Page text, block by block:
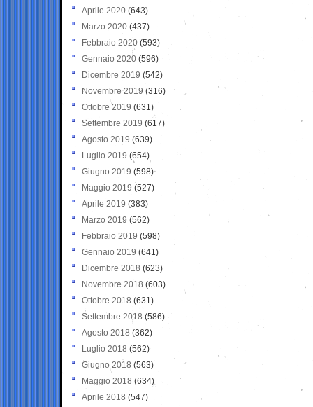
Aprile 2020 (643)
Marzo 2020 (437)
Febbraio 2020 (593)
Gennaio 2020 (596)
Dicembre 2019 (542)
Novembre 2019 (316)
Ottobre 2019 (631)
Settembre 2019 (617)
Agosto 2019 (639)
Luglio 2019 (654)
Giugno 2019 (598)
Maggio 2019 (527)
Aprile 2019 (383)
Marzo 2019 (562)
Febbraio 2019 (598)
Gennaio 2019 (641)
Dicembre 2018 (623)
Novembre 2018 (603)
Ottobre 2018 (631)
Settembre 2018 (586)
Agosto 2018 (362)
Luglio 2018 (562)
Giugno 2018 (563)
Maggio 2018 (634)
Aprile 2018 (547)